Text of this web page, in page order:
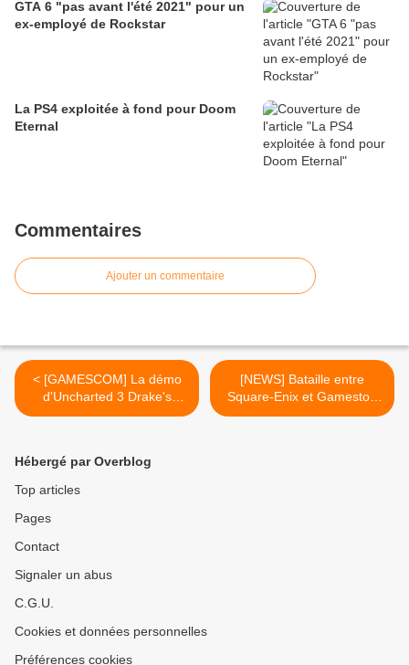
GTA 6 "pas avant l'été 2021" pour un
ex-employé de Rockstar
La PS4 exploitée à fond pour Doom
Eternal
Commentaires
Ajouter un commentaire
< [GAMESCOM] La démo
d'Uncharted 3 Drake's
Deception en direct feed
[NEWS] Bataille entre
Square-Enix et Gamestop
autour de Deus Ex: Human
Hébergé par Overblog
Top articles
Pages
Contact
Signaler un abus
C.G.U.
Cookies et données personnelles
Préférences cookies